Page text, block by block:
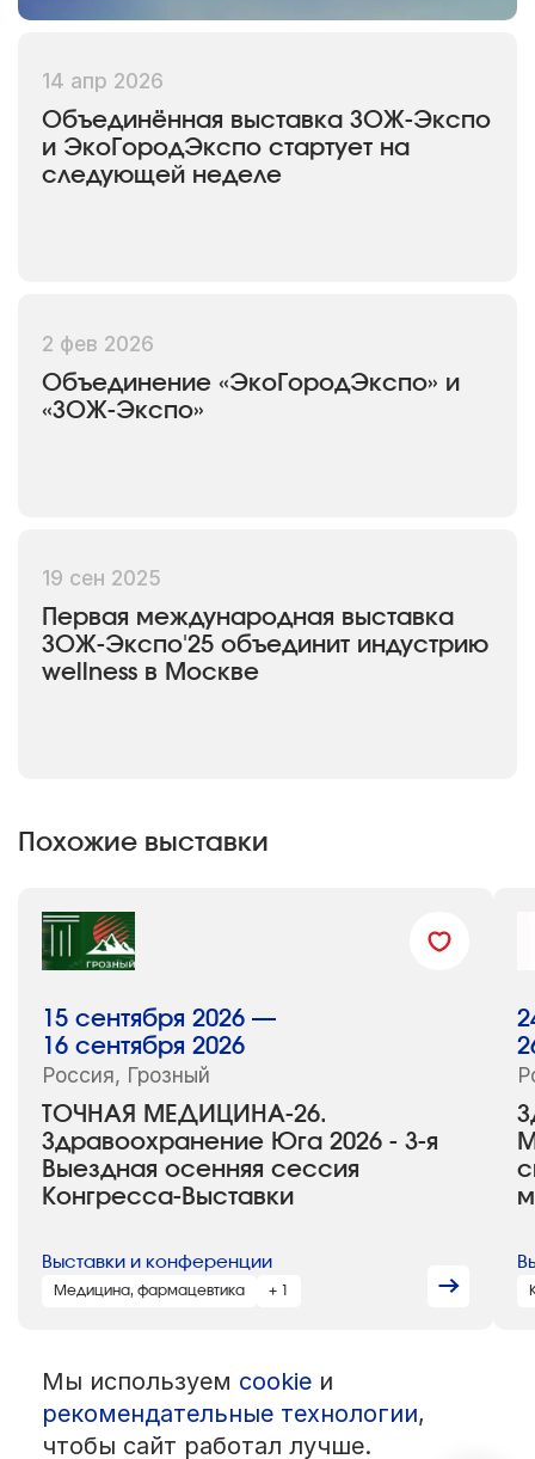
14 апр 2026
Объединённая выставка ЗОЖ-Экспо
и ЭкоГородЭкспо стартует на
следующей неделе
2 фев 2026
Объединение «ЭкоГородЭкспо» и
«ЗОЖ-Экспо»
19 сен 2025
Первая международная выставка
ЗОЖ-Экспо'25 объединит индустрию
wellness в Москве
Похожие выставки
ТОЧНАЯ МЕДИЦИНА-26.
Здравоохранение Юга 2026 - 3-я
Выездная осенняя сессия
Конгресса-Выставки
15 сентября 2026 —
16 сентября 2026
Россия, Грозный
Выставки и конференции
Медицина, фармацевтика + 1
© 1992 — 2026 ООО «НЕГУС ЭКСПО Интернэшнл»
Все права защищены. Использование материалов возможно только
со ссылкой на источник.
Политика конфиденциальности
Мы используем cookieи
рекомендательные технологии,
чтобы сайт работал лучше.